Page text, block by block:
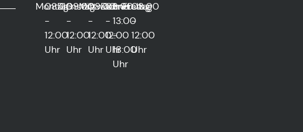
Montag
08:00
-
12:00
Uhr
Dienstag
08:00
-
12:00
Uhr
Mittwoch
08:00
-
12:00
Uhr
Donnerstag
08:00
-
12:00
Uhr
und
13:00
-
18:00
Uhr
Freitag
08:00
-
12:00
Uhr